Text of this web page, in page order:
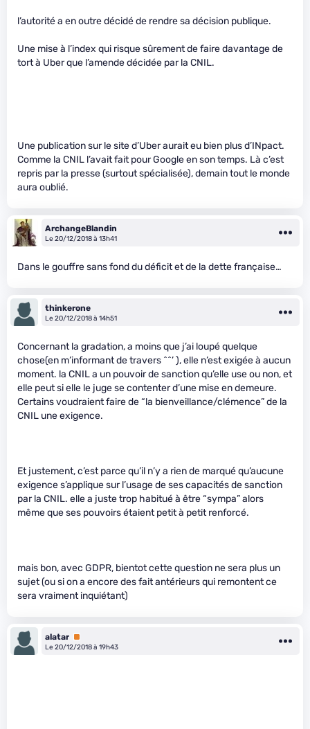
l’autorité a en outre décidé de rendre sa décision publique.
Une mise à l’index qui risque sûrement de faire davantage de
tort à Uber que l’amende décidée par la CNIL.
Une publication sur le site d’Uber aurait eu bien plus d’INpact.
Comme la CNIL l’avait fait pour Google en son temps. Là c’est
repris par la presse (surtout spécialisée), demain tout le monde
aura oublié.
ArchangeBlandin
Le 20/12/2018 à 13h41
Dans le gouffre sans fond du déficit et de la dette française…
thinkerone
Le 20/12/2018 à 14h51
Concernant la gradation, a moins que j’ai loupé quelque
chose(en m’informant de travers ^^’ ), elle n’est exigée à aucun
moment. la CNIL a un pouvoir de sanction qu’elle use ou non, et
elle peut si elle le juge se contenter d’une mise en demeure.
Certains voudraient faire de “la bienveillance/clémence” de la
CNIL une exigence.
Et justement, c’est parce qu’il n’y a rien de marqué qu’aucune
exigence s’applique sur l’usage de ses capacités de sanction
par la CNIL. elle a juste trop habitué à être “sympa” alors
même que ses pouvoirs étaient petit à petit renforcé.
mais bon, avec GDPR, bientot cette question ne sera plus un
sujet (ou si on a encore des fait antérieurs qui remontent ce
sera vraiment inquiétant)
alatar Premium
Le 20/12/2018 à 19h43